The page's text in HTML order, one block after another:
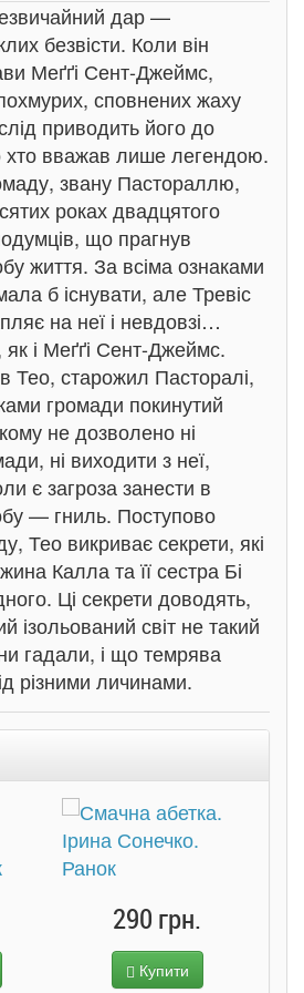
дар —
безвісти. Коли він
Меґґі Сент-Джеймс,
сповнених жаху
приводить його до
хто вважав лише легендою.
звану Пастораллю,
роках двадцятого
що прагнув
життя. За всіма ознаками
б існувати, але Тревіс
на неї і невдовзі…
і Меґґі Сент-Джеймс.
Тео, старожил Пасторалі,
громади покинутий
не дозволено ні
ні виходити з неї,
є загроза занести в
— гниль. Поступово
Тео викриває секрети, які
Калла та її сестра Бі
Ці секрети доводять,
ізольований світ не такий
гадали, і що темрява
різними личинами.
290 грн.
Купити